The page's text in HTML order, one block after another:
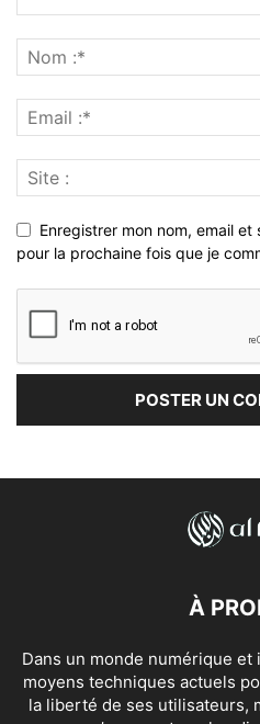
Enregistrer mon nom, email
pour la prochaine fois que je
À
Dans un monde numérique
moyens techniques actuels
la liberté de ses utilisateurs,